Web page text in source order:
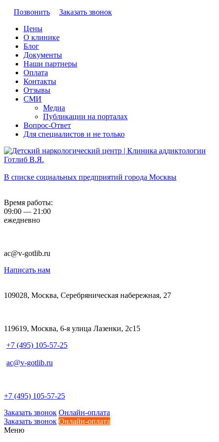
Позвонить
Заказать звонок
Цены
О клинике
Блог
Документы
Наши партнеры
Оплата
Контакты
Отзывы
СМИ
Медиа
Публикации на порталах
Вопрос-Ответ
Для специалистов и не только
В списке социальных предприятий города Москвы
Время работы:
09:00 — 21:00
ежедневно
ac@v-gotlib.ru
Написать нам
109028, Москва, Серебряническая набережная, 27
119619, Москва, 6-я улица Лазенки, 2с15
+7 (495) 105-57-25
ac@v-gotlib.ru
+7 (495) 105-57-25
Заказать звонок Онлайн-оплата
Заказать звонок Онлайн-оплата
Меню